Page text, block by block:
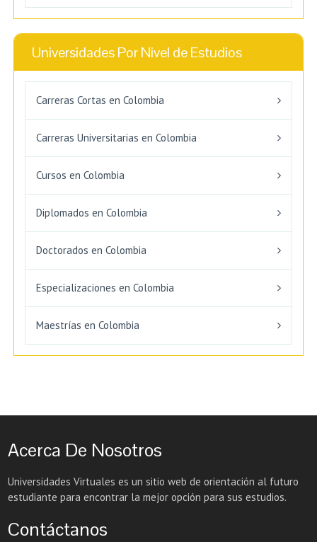
Universidades Por Nivel de Estudios
Carreras Cortas en Colombia
Carreras Universitarias en Colombia
Cursos en Colombia
Diplomados en Colombia
Doctorados en Colombia
Especializaciones en Colombia
Maestrías en Colombia
Acerca De Nosotros
Universidades Virtuales es un sitio web de orientación al futuro
estudiante para encontrar la mejor opción para sus estudios.
Contáctanos